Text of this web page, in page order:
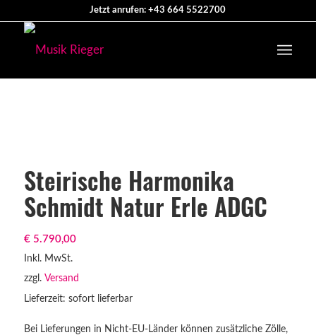
Jetzt anrufen: +43 664 5522700
Steirische Harmonika
Schmidt Natur Erle ADGC
€5.790,00
Inkl. MwSt.
zzgl. Versand
Lieferzeit: sofort lieferbar
Bei Lieferungen in Nicht-EU-Länder können zusätzliche Zölle,